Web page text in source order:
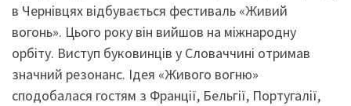
в Чернівцях відбувається фестиваль «Живий
вогонь». Цього року він вийшов на міжнародну
орбіту. Виступ буковинців у Словаччині отримав
значний резонанс. Ідея «Живого вогню»
сподобалася гостям з Франції, Бельгії, Португалії,